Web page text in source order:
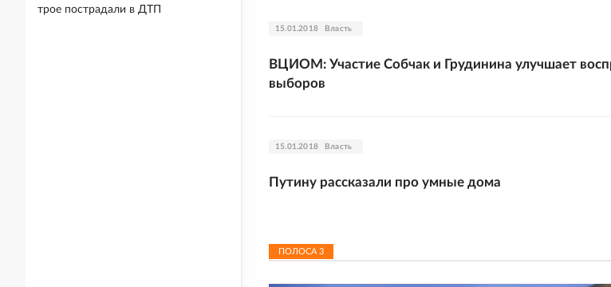
15.01.2018 Власть
ВЦИОМ: Участие Собчак и Грудинина улучшает
выборов
15.01.2018 Власть
Путину рассказали про умные дома
ПОЛОСА3
трое пострадали в ДТП